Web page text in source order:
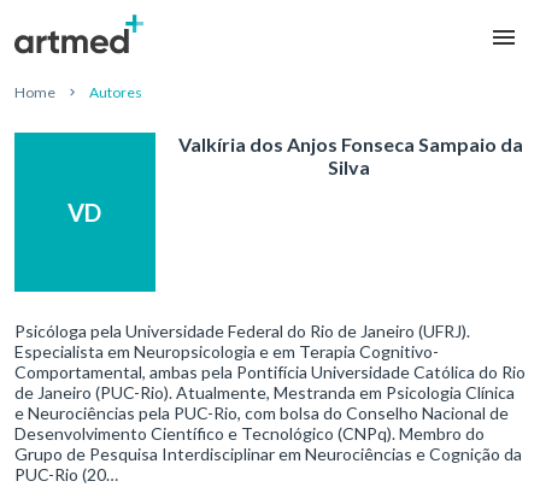
Home Autores
VD
Valkíria dos Anjos Fonseca Sampaio da
Silva
Psicóloga pela Universidade Federal do Rio de Janeiro (UFRJ).
Especialista em Neuropsicologia e em Terapia Cognitivo-
Comportamental, ambas pela Pontifícia Universidade Católica do Rio
de Janeiro (PUC-Rio). Atualmente, Mestranda em Psicologia Clínica
e Neurociências pela PUC-Rio, com bolsa do Conselho Nacional de
Desenvolvimento Científico e Tecnológico (CNPq). Membro do
Grupo de Pesquisa Interdisciplinar em Neurociências e Cognição da
PUC-Rio (20…